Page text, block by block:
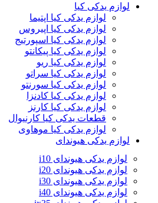
لوازم یدکی کیا
لوازم یدکی کیا اپتیما
لوازم یدکی کیا اپیروس
لوازم یدکی کیا اسپورتیج
لوازم یدکی کیا پیکانتو
لوازم یدکی کیا ریو
لوازم یدکی کیا سراتو
لوازم یدکی کیا سورنتو
لوازم یدکی کیا کادنزا
لوازم یدکی کیا کارنز
قطعات یدکی کیا کارنیوال
لوازم یدکی کیا موهاوی
لوازم یدکی هیوندای
لوازم یدکی هیوندای i10
لوازم یدکی هیوندای i20
لوازم یدکی هیوندای i30
لوازم یدکی هیوندای i40